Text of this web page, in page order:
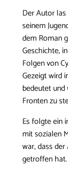
Der Autor
seinem
dem Roman
Geschichte,
Folgen von
Gezeigt wird
bedeutet und
Fronten zu
Es folgte ein
mit sozialen
war, dass
getroffen hat.